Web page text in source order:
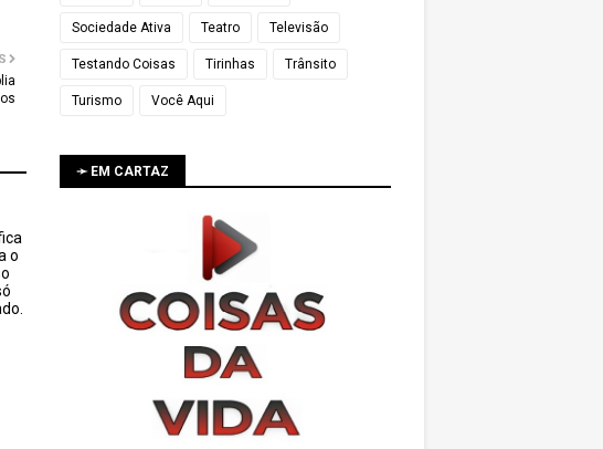
o
Sociedade Ativa Teatro Televisão
Testando Coisas Tirinhas Trânsito
Turismo Você Aqui
➛ EM CARTAZ